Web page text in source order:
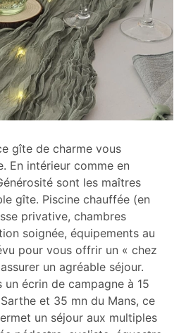
gîte de charme vous
En intérieur comme en
sont les maîtres
gîte. Piscine chauffée (en
privative, chambres
soignée, équipements au
pour vous offrir un « chez
un agréable séjour.
un écrin de campagne à 15
et 35 mn du Mans, ce
un séjour aux multiples